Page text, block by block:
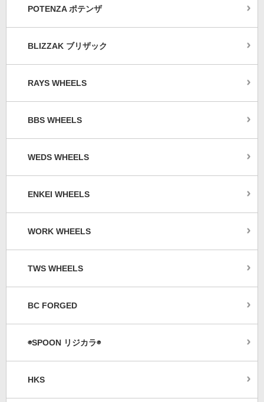
POTENZA ポテンザ
BLIZZAK ブリザック
RAYS WHEELS
BBS WHEELS
WEDS WHEELS
ENKEI WHEELS
WORK WHEELS
TWS WHEELS
BC FORGED
◉SPOON リジカラ◉
HKS